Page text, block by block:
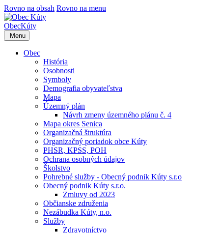
Rovno na obsah Rovno na menu
ObecKúty
Menu
Obec
História
Osobnosti
Symboly
Demografia obyvateľstva
Mapa
Územný plán
Návrh zmeny územného plánu č. 4
Mapa okres Senica
Organizačná štruktúra
Organizačný poriadok obce Kúty
PHSR, KPSS, POH
Ochrana osobných údajov
Školstvo
Pohrebné služby - Obecný podnik Kúty s.r.o
Obecný podnik Kúty s.r.o.
Zmluvy od 2023
Občianske združenia
Nezábudka Kúty, n.o.
Služby
Zdravotníctvo